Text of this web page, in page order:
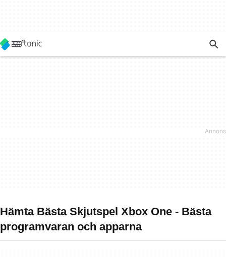
Hämta Bästa Skjutspel Xbox One - Bästa
programvaran och apparna